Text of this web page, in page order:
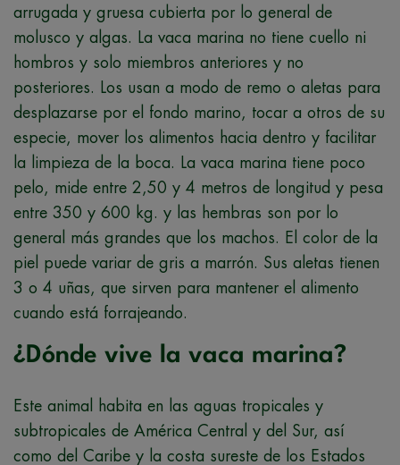
arrugada y gruesa cubierta por lo general de
molusco y algas. La vaca marina no tiene cuello ni
hombros y solo miembros anteriores y no
posteriores. Los usan a modo de remo o aletas para
desplazarse por el fondo marino, tocar a otros de su
especie, mover los alimentos hacia dentro y facilitar
la limpieza de la boca. La vaca marina tiene poco
pelo, mide entre 2,50 y 4 metros de longitud y pesa
entre 350 y 600 kg. y las hembras son por lo
general más grandes que los machos. El color de la
piel puede variar de gris a marrón. Sus aletas tienen
3 o 4 uñas, que sirven para mantener el alimento
cuando está forrajeando.
¿Dónde vive la vaca marina?
Este animal habita en las aguas tropicales y
subtropicales de América Central y del Sur, así
como del Caribe y la costa sureste de los Estados